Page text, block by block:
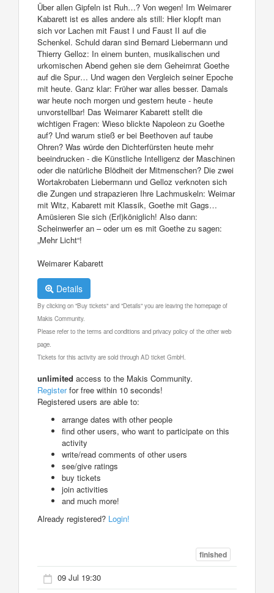
Über allen Gipfeln ist Ruh…? Von wegen! Im Weimarer
Kabarett ist es alles andere als still: Hier klopft man
sich vor Lachen mit Faust I und Faust II auf die
Schenkel. Schuld daran sind Bernard Liebermann und
Thierry Gelloz: In einem bunten, musikalischen und
urkomischen Abend gehen sie dem Geheimrat Goethe
auf die Spur… Und wagen den Vergleich seiner Epoche
mit heute. Ganz klar: Früher war alles besser. Damals
war heute noch morgen und gestern heute - heute
unvorstellbar! Das Weimarer Kabarett stellt die
wichtigen Fragen: Wieso blickte Napoleon zu Goethe
auf? Und warum stieß er bei Beethoven auf taube
Ohren? Was würde den Dichterfürsten heute mehr
beeindrucken - die Künstliche Intelligenz der Maschinen
oder die natürliche Blödheit der Mitmenschen? Die zwei
Wortakrobaten Liebermann und Gelloz verknoten sich
die Zungen und strapazieren Ihre Lachmuskeln: Weimar
mit Witz, Kabarett mit Klassik, Goethe mit Gags…
Amüsieren Sie sich (Erl)königlich! Also dann:
Scheinwerfer an – oder um es mit Goethe zu sagen:
„Mehr Licht“!
Weimarer Kabarett
Details
By clicking on "Buy tickets" and "Details" you are leaving the homepage of
Makis Community.
Please refer to the terms and conditions and privacy policy of the other web
page.
Tickets for this activity are sold through AD ticket GmbH.
unlimited access to the Makis Community.
Registerfor free within 10 seconds!
Registered users are able to:
arrange dates with other people
find other users, who want to participate on this
activity
write/read comments of other users
see/give ratings
buy tickets
join activities
and much more!
Already registered? Login!
finished
09 Jul 19:30